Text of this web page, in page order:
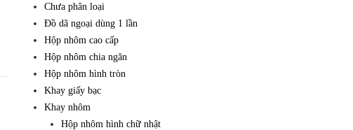
Chưa phân loại
Đồ dã ngoại dùng 1 lần
Hộp nhôm cao cấp
Hộp nhôm chia ngăn
Hộp nhôm hình tròn
Khay giấy bạc
Khay nhôm
Hộp nhôm hình chữ nhật